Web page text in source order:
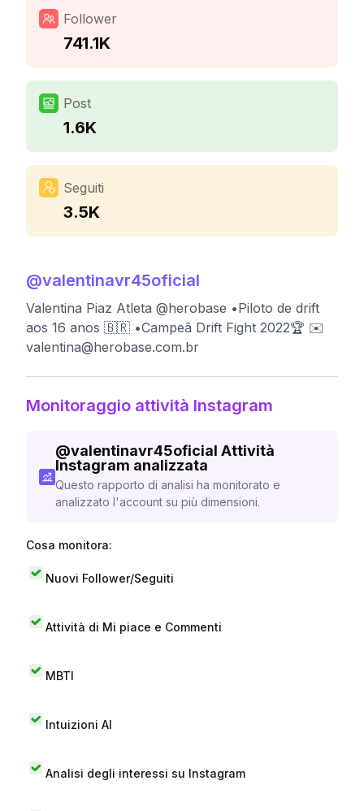
Follower
741.1K
Post
1.6K
Seguiti
3.5K
@valentinavr45oficial
Valentina Piaz Atleta @herobase •Piloto de drift
aos 16 anos 🇧🇷 •Campeã Drift Fight 2022🏆 ✉️
valentina@herobase.com.br
Monitoraggio attività Instagram
@valentinavr45oficial Attività
Instagram analizzata
Questo rapporto di analisi ha monitorato e
analizzato l'account su più dimensioni.
Cosa monitora:
Nuovi Follower/Seguiti
Attività di Mi piace e Commenti
MBTI
Intuizioni AI
Analisi degli interessi su Instagram